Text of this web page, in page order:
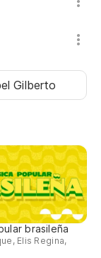
Gilberto
brasileña
Elis Regina,